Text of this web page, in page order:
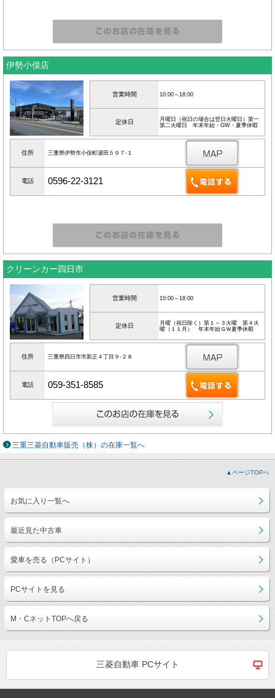
伊勢小俣店
営業時間 10:00～18:00
定休日
月曜日（祝日の場合は翌日火曜日）第一
第二火曜日 年末年始・GW・夏季休暇
住所 三重県伊勢市小俣町湯田５９７‐１
電話 0596-22-3121
クリーンカー四日市
営業時間 10:00～18:00
定休日
月曜（祝日除く）第１～３火曜 第４火
曜（１１月） 年末年始ＧＷ夏季休暇
住所 三重県四日市市新正４丁目９‐２８
電話 059-351-8585
三重三菱自動車販売（株）の在庫一覧へ
▲ページTOPへ
お気に入り一覧へ
最近見た中古車
愛車を売る（PCサイト）
PCサイトを見る
M・CネットTOPへ戻る
三菱自動車 PCサイト